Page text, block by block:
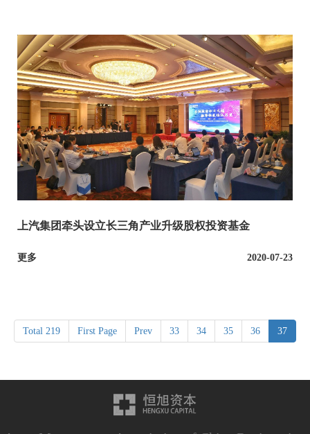
上汽集团牵头设立长三角产业升级股权投资基金
更多 2020-07-23
Total 219 First Page Prev 33 34 35 36 37